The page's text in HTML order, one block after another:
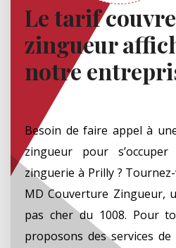
Le tarif
zingueur
notre
Besoin de faire appel à
zingueur pour
zinguerie à Prilly ?
MD Couverture Zingueur,
pas cher du 1008. Pour
proposons des services